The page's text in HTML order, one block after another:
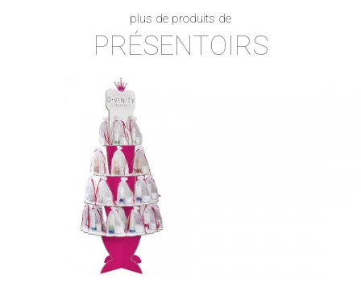
plus de produits de
PRÉSENTOIRS